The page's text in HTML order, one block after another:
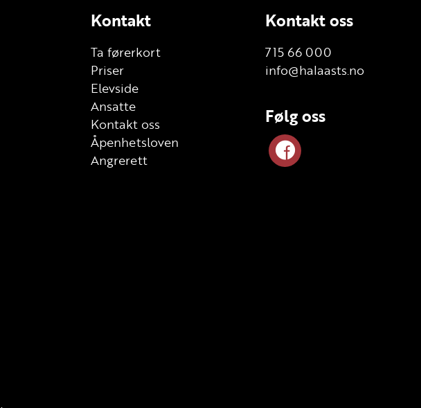
Kontakt
Ta førerkort
Priser
Elevside
Ansatte
Kontakt oss
Åpenhetsloven
Angrerett
Kontakt oss
715 66 000
info@halaasts.no
Følg oss